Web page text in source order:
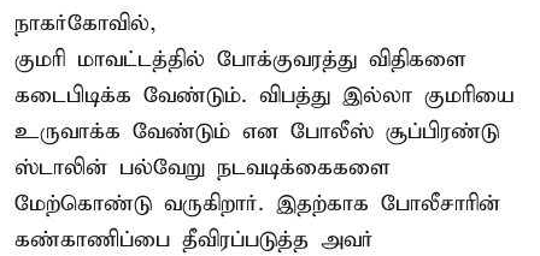
நாகர்கோவில்,
குமரி மாவட்டத்தில் போக்குவரத்து விதிகளை
கடைபிடிக்க வேண்டும். விபத்து இல்லா குமரியை
உருவாக்க வேண்டும் என போலீஸ் சூப்பிரண்டு
ஸ்டாலின் பல்வேறு நடவடிக்கைகளை
மேற்கொண்டு வருகிறார். இதற்காக போலீசாரின்
கண்காணிப்பை தீவிரப்படுத்த அவர்